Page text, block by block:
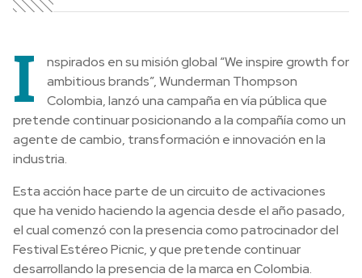
I
nspirados en su misión global “We inspire growth for
ambitious brands”, Wunderman Thompson
Colombia, lanzó una campaña en vía pública que
pretende continuar posicionando a la compañía como un
agente de cambio, transformación e innovación en la
industria.
Esta acción hace parte de un circuito de activaciones
que ha venido haciendo la agencia desde el año pasado,
el cual comenzó con la presencia como patrocinador del
Festival Estéreo Picnic, y que pretende continuar
desarrollando la presencia de la marca en Colombia.